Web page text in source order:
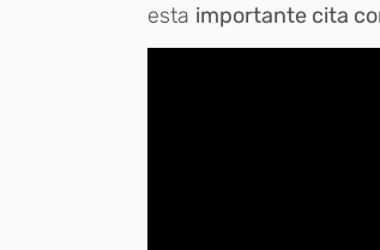
esta importante cita